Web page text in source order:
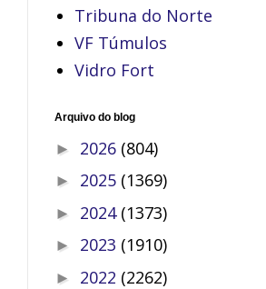
Tribuna do Norte
VF Túmulos
Vidro Fort
Arquivo do blog
► 2026 (804)
► 2025 (1369)
► 2024 (1373)
► 2023 (1910)
► 2022 (2262)